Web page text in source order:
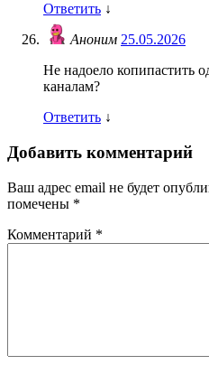
Ответить ↓
Аноним 25.05.2026
Не надоело копипастить
каналам?
Ответить ↓
Добавить комментарий
Ваш адрес email не будет
помечены *
Комментарий *